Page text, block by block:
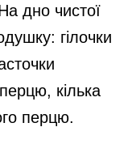
дно чистої
гілочки
кілька
перцю.